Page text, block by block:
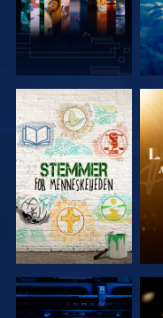
UDFORSK
SERIEN